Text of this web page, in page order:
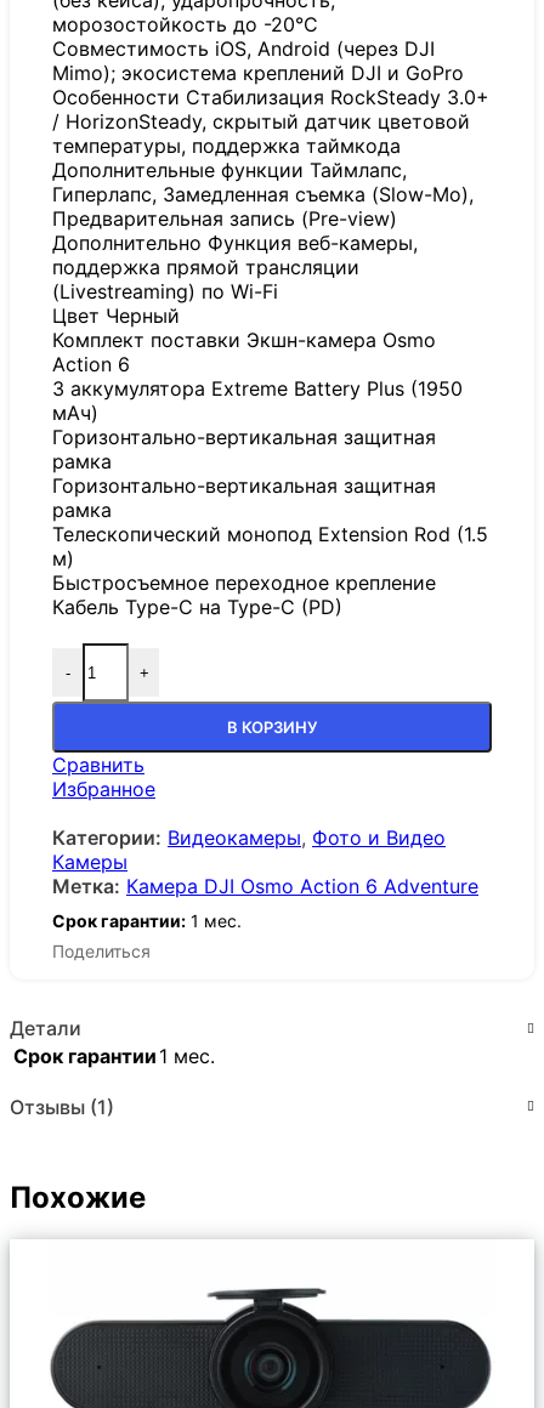
морозостойкость до -20°C
Совместимость iOS, Android (через DJI
Mimo); экосистема креплений DJI и GoPro
Особенности Стабилизация RockSteady 3.0+
/ HorizonSteady, скрытый датчик цветовой
температуры, поддержка таймкода
Дополнительные функции Таймлапс,
Гиперлапс, Замедленная съемка (Slow-Mo),
Предварительная запись (Pre-view)
Дополнительно Функция веб-камеры,
поддержка прямой трансляции
(Livestreaming) по Wi-Fi
Цвет Черный
Комплект поставки Экшн-камера Osmo
Action 6
3 аккумулятора Extreme Battery Plus (1950
мАч)
Горизонтально-вертикальная защитная
рамка
Горизонтально-вертикальная защитная
рамка
Телескопический монопод Extension Rod (1.5
м)
Быстросъемное переходное крепление
Кабель Type-C на Type-C (PD)
- +
В КОРЗИНУ
Сравнить
Избранное
Категории: Видеокамеры, Фото и Видео
Камеры
Метка: Камера DJI Osmo Action 6 Adventure
Срок гарантии: 1 мес.
Поделиться
Детали
Срок гарантии 1 мес.
Отзывы (1)
Похожие